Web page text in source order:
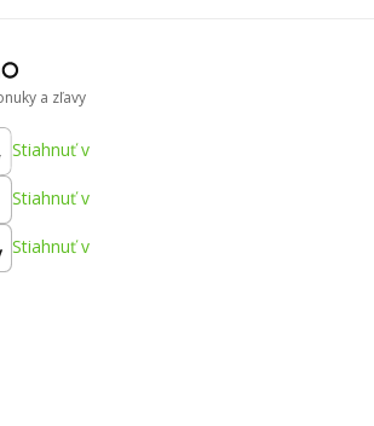
a zľavy
Stiahnuť v
Stiahnuť v
Stiahnuť v